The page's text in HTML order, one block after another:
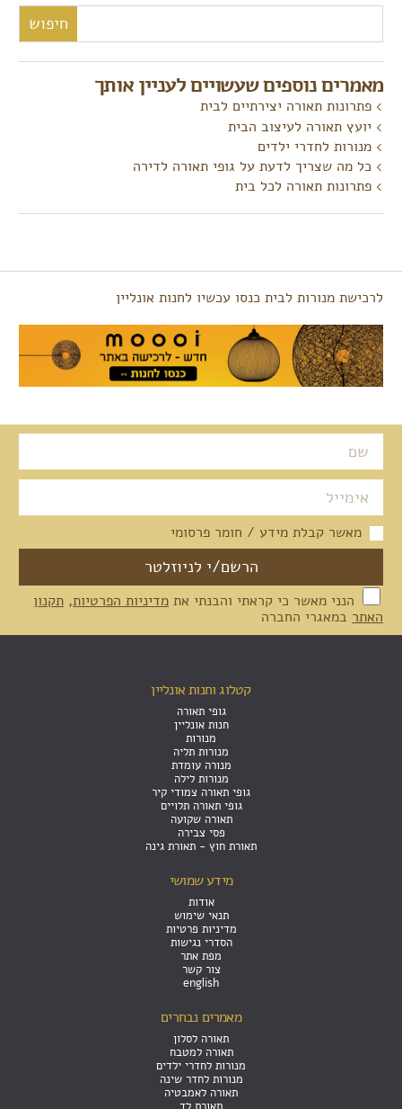
מאמרים נוספים שעשויים לעניין אותך
פתרונות תאורה יצירתיים לבית
יועץ תאורה לעיצוב הבית
מנורות לחדרי ילדים
כל מה שצריך לדעת על גופי תאורה לדירה
פתרונות תאורה לכל בית
לרכישת מנורות לבית כנסו עכשיו לחנות אונליין
מאשר קבלת מידע / חומר פרסומי
הנני מאשר כי קראתי והבנתי את מדיניות הפרטיות, תקנון
האתרבמאגרי החברה
קטלוג וחנות אונליין
גופי תאורה
חנות אונליין
מנורות
מנורות תליה
מנורה עומדת
מנורות לילה
גופי תאורה צמודי קיר
גופי תאורה תלויים
תאורה שקועה
פסי צבירה
תאורת חוץ - תאורת גינה
מידע שמושי
אודות
תנאי שימוש
מדיניות פרטיות
הסדרי נגישות
מפת אתר
צור קשר
english
מאמרים נבחרים
תאורה לסלון
תאורה למטבח
מנורות לחדרי ילדים
מנורות לחדר שינה
תאורה לאמבטיה